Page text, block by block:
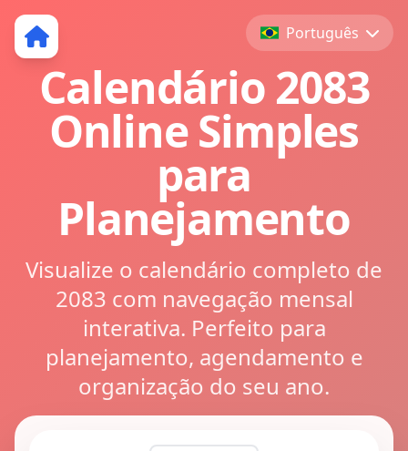
Português
Calendário 2083
Online Simples
para
Planejamento
Visualize o calendário completo de
2083 com navegação mensal
interativa. Perfeito para
planejamento, agendamento e
organização do seu ano.